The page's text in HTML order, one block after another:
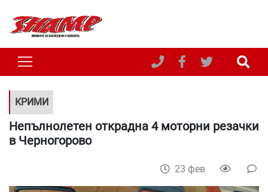
КРИМИ
Непълнолетен открадна 4 моторни резачки
в Черногорово
23 фев